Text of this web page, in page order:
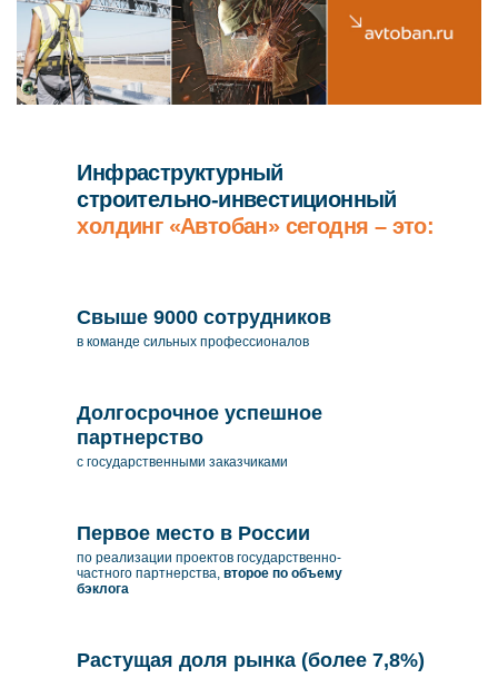
Инфраструктурный
строительно-инвестиционный
холдинг «Автобан» сегодня – это:
Свыше 9000 сотрудников
в команде сильных профессионалов
Долгосрочное успешное
партнерство
с государственнымизаказчиками
Первое место в России
по реализации проектов государственно-
частного партнерства,второе по объему
бэклога
Растущая доля рынка (более 7,8%)